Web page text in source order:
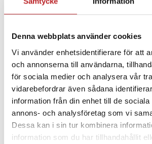
Denna webbplats använder cookies
Vi använder enhetsidentifierare för att
och annonserna till användarna,
för sociala medier och analysera vår
vidarebefordrar även sådana
information från din enhet till de sociala
annons- och analysföretag som vi
Dessa kan i sin tur kombinera
information som du har tillhandahållit
designad för att passa unga riders
hänsyn till deras behov och komfort.
TREDIMENSIONELL FORM OCH
KOMFORT: Ger en perfekt passform
rörelsefrihet, vilket gör att föraren
högsta nivå.
EXTREMT LÄTT OCH STABIL
vikt kompromissar dessa knäskydd